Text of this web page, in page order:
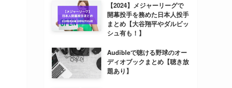
【2024】メジャーリーグで
開幕投手を務めた日本人投手
まとめ【大谷翔平やダルビッ
シュ有も！】
Audibleで聴ける野球のオー
ディオブックまとめ【聴き放
題あり】